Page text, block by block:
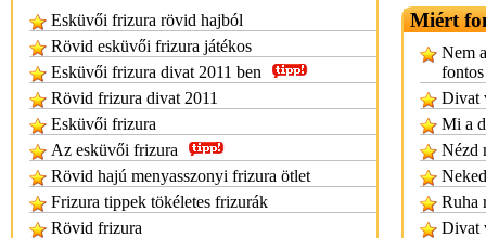
Esküvői frizura rövid hajból
Rövid esküvői frizura játékos
Esküvői frizura divat 2011 ben
Rövid frizura divat 2011
Esküvői frizura
Az esküvői frizura
Rövid hajú menyasszonyi frizura ötlet
Frizura tippek tökéletes frizurák
Rövid frizura
Miért
Nem
fontos
Divat
Mi a
Nézd
Ruha
Divat